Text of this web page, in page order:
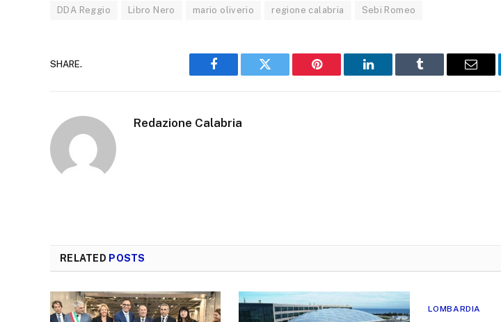
DDA Reggio Libro Nero mario oliverio regione calabria Sebi Romeo
SHARE.
Facebook Twitter Pinterest LinkedIn Tumblr Email
Redazione Calabria
RELATED POSTS
LOMBARDIA